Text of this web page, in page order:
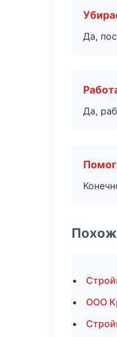
Да,
Да,
ООО